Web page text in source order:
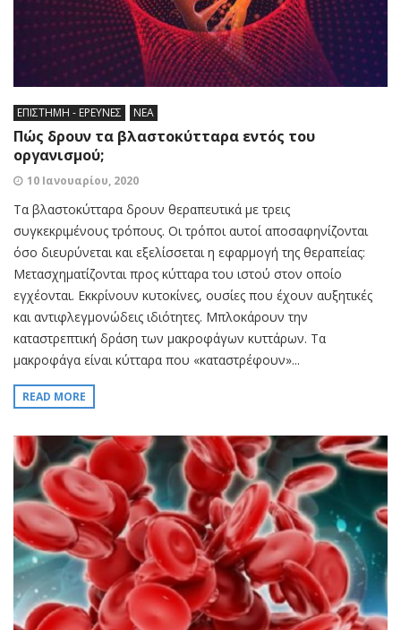
ΕΠΙΣΤΗΜΗ - ΕΡΕΥΝΕΣ ΝΕΑ
Πώς δρουν τα βλαστοκύτταρα εντός του
οργανισμού;
10 Ιανουαρίου, 2020
Τα βλαστοκύτταρα δρουν θεραπευτικά με τρεις
συγκεκριμένους τρόπους. Οι τρόποι αυτοί αποσαφηνίζονται
όσο διευρύνεται και εξελίσσεται η εφαρμογή της θεραπείας:
Μετασχηματίζονται προς κύτταρα του ιστού στον οποίο
εγχέονται. Εκκρίνουν κυτοκίνες, ουσίες που έχουν αυξητικές
και αντιφλεγμονώδεις ιδιότητες. Μπλοκάρουν την
καταστρεπτική δράση των μακροφάγων κυττάρων. Τα
μακροφάγα είναι κύτταρα που «καταστρέφουν»...
READ MORE